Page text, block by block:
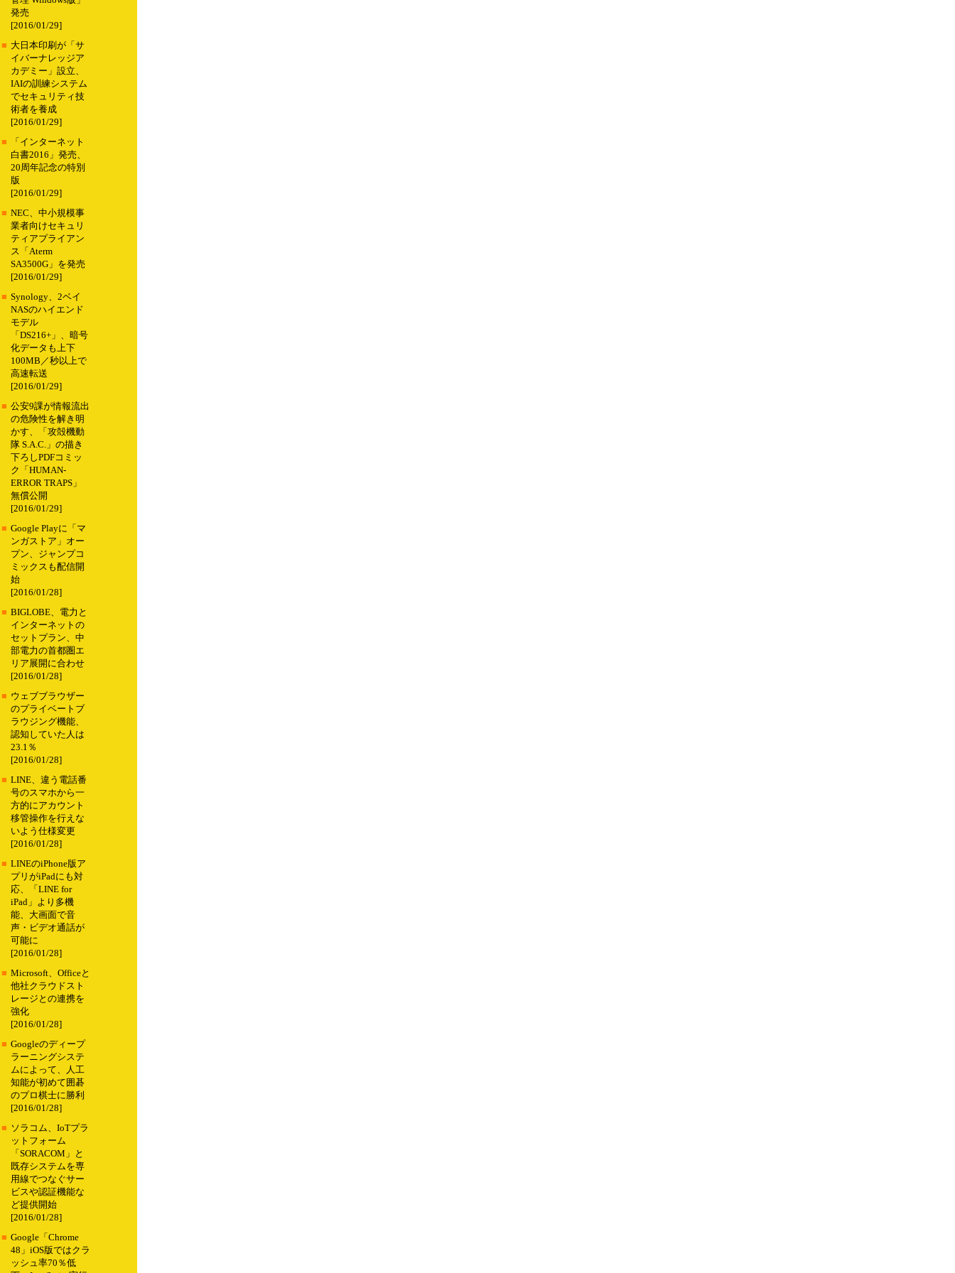
発売
[2016/01/29]
■ 大日本印刷が「サ
イバーナレッジア
カデミー」設立、
IAIの訓練システム
でセキュリティ技
術者を養成
[2016/01/29]
■
「インターネット
白書2016」発売、
20周年記念の特別
版
[2016/01/29]
■ NEC、中小規模事
業者向けセキュリ
ティアプライアン
ス「Aterm
SA3500G」を発売
[2016/01/29]
■ Synology、2ベイ
NASのハイエンド
モデル
「DS216+」、暗号
化データも上下
100MB／秒以上で
高速転送
[2016/01/29]
■ 公安9課が情報流出
の危険性を解き明
かす、「攻殻機動
隊 S.A.C.」の描き
下ろしPDFコミッ
ク「HUMAN-
ERROR TRAPS」
無償公開
[2016/01/29]
■ Google Playに「マ
ンガストア」オー
プン、ジャンプコ
ミックスも配信開
始
[2016/01/28]
■ BIGLOBE、電力と
インターネットの
セットプラン、中
部電力の首都圏エ
リア展開に合わせ
[2016/01/28]
■ ウェブブラウザー
のプライベートブ
ラウジング機能、
認知していた人は
23.1％
[2016/01/28]
■ LINE、違う電話番
号のスマホから一
方的にアカウント
移管操作を行えな
いよう仕様変更
[2016/01/28]
■ LINEのiPhone版ア
プリがiPadにも対
応、「LINE for
iPad」より多機
能、大画面で音
声・ビデオ通話が
可能に
[2016/01/28]
■ Microsoft、Officeと
他社クラウドスト
レージとの連携を
強化
[2016/01/28]
■ Googleのディープ
ラーニングシステ
ムによって、人工
知能が初めて囲碁
のプロ棋士に勝利
[2016/01/28]
■ ソラコム、IoTプラ
ットフォーム
「SORACOM」と
既存システムを専
用線でつなぐサー
ビスや認証機能な
ど提供開始
[2016/01/28]
■ Google「Chrome
48」iOS版ではクラ
ッシュ率70％低